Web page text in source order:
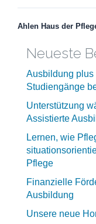
Ahlen Haus der
Neueste
Ausbildung
Studiengänge
Unterstützung
Assistierte
Lernen, wie
Pflege
Finanzielle
Ausbildung
Unsere neue